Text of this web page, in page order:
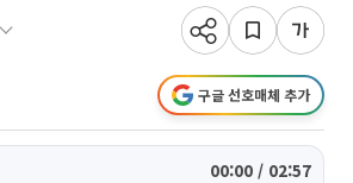
구글 선호매체 추가
00:00 / 02:57